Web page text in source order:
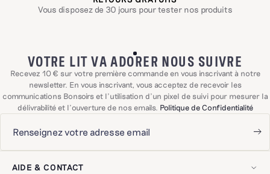
dimensions. Pour un matelas 160x200 cm, le drap-housse doit faire
exactement 160x200 cm afin de s'ajuster parfaitement et éviter tout
excellente option. Le drap plat, lui, se choisit en 270x310 cm pour vous
envelopper intégralement de la tête aux pieds. Enfin, pour les taies d'oreiller,
tout dépend de vos oreillers : le 65x65 cm pour les formats carrés, le 50x70
cm pour les rectangulaires.
Quelle matière pour votre parure de lit 180x200 ?
chaque dormeur est différent, nous proposons plusieurs tissus aux
caractéristiques bien distinctes, tous disponibles au format 160x200.
Laparure de lit percale de cotonest sans doute la plus emblématique de nos
son toucher sec et légèrement craquant qui s'assouplit magnifiquement au fil
Vous disposez de 30 jours pour tester nos produits
VOTRE LIT VA ADORER NOUS SUIVRE
Recevez 10 € sur votre première commande en vous inscrivant à notre
newsletter. En vous inscrivant, vous acceptez de recevoir les
communications Bonsoirs et l'utilisation d'un pixel de suivi pour mesurer la
délivrabilité et l'ouverture de nos emails. Politique de Confidentialité
AIDE & CONTACT